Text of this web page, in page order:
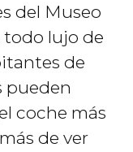
del Museo
todo lujo de
de
pueden
coche más
de ver